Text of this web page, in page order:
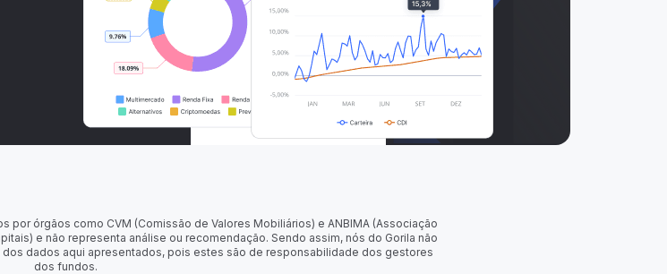
órgãos como CVM (Comissão de Valores Mobiliários) e ANBIMA (Associação
e não representa análise ou recomendação. Sendo assim, nós do Gorila não
dados aqui apresentados, pois estes são de responsabilidade dos gestores
dos fundos.